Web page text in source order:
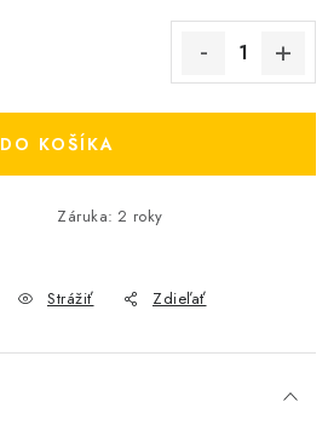
DO KOŠÍKA
Záruka: 2 roky
Strážiť Zdieľať